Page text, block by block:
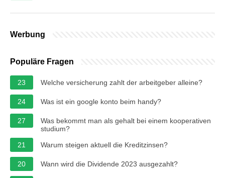
Werbung
Populäre Fragen
23 Welche versicherung zahlt der arbeitgeber alleine?
24 Was ist ein google konto beim handy?
27
Was bekommt man als gehalt bei einem kooperativen
studium?
21
Warum steigen aktuell die Kreditzinsen?
20 Wann wird die Dividende 2023 ausgezahlt?